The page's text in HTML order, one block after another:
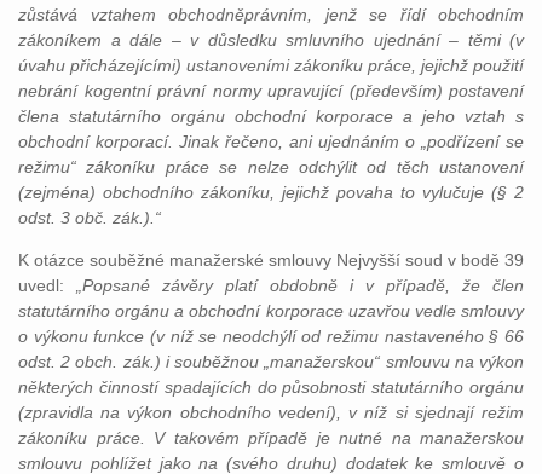
zůstává vztahem obchodněprávním, jenž se řídí obchodním
zákoníkem a dále – v důsledku smluvního ujednání – těmi (v
úvahu přicházejícími) ustanoveními zákoníku práce, jejichž použití
nebrání kogentní právní normy upravující (především) postavení
člena statutárního orgánu obchodní korporace a jeho vztah s
obchodní korporací. Jinak řečeno, ani ujednáním o „podřízení se
režimu“ zákoníku práce se nelze odchýlit od těch ustanovení
(zejména) obchodního zákoníku, jejichž povaha to vylučuje (§ 2
odst. 3 obč. zák.).“
K otázce souběžné manažerské smlouvy Nejvyšší soud v bodě 39
uvedl:
„Popsané závěry platí obdobně i v případě, že člen
statutárního orgánu a obchodní korporace uzavřou vedle smlouvy
o výkonu funkce (v níž se neodchýlí od režimu nastaveného § 66
odst. 2 obch. zák.) i souběžnou „manažerskou“ smlouvu na výkon
některých činností spadajících do působnosti statutárního orgánu
(zpravidla na výkon obchodního vedení), v níž si sjednají režim
zákoníku práce. V takovém případě je nutné na manažerskou
smlouvu pohlížet jako na (svého druhu) dodatek ke smlouvě o